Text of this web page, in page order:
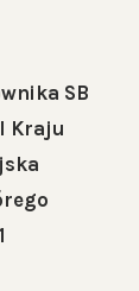
SB
Kraju